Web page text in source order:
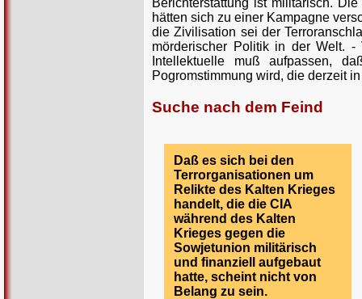
Berichterstattung ist militärisch.
hätten sich zu einer Kampagne
die Zivilisation sei der
mörderischer Politik in der Welt.
Intellektuelle muß aufpassen,
Pogromstimmung wird, die derzeit
Suche nach dem Feind
Daß es sich bei den
Terrorganisationen um
Relikte des Kalten Krieges
handelt, die die CIA
während des Kalten
Krieges gegen die
Sowjetunion militärisch
und finanziell aufgebaut
hatte, scheint nicht von
Belang zu sein.